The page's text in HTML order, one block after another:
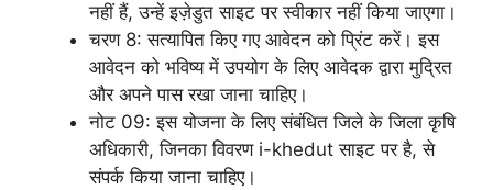
नहीं हैं, उन्हें इज़ेडुत साइट पर स्वीकार नहीं किया जाएगा।
चरण 8: सत्यापित किए गए आवेदन को प्रिंट करें। इस
आवेदन को भविष्य में उपयोग के लिए आवेदक द्वारा मुद्रित
और अपने पास रखा जाना चाहिए।
नोट 09: इस योजना के लिए संबंधित जिले के जिला कृषि
अधिकारी, जिनका विवरण i-khedut साइट पर है, से
संपर्क किया जाना चाहिए।